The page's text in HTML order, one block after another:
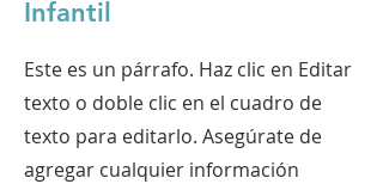
Infantil
Este es un párrafo. Haz clic en Editar
texto o doble clic en el cuadro de
texto para editarlo. Asegúrate de
agregar cualquier información